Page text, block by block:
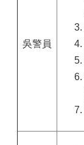
吳警員